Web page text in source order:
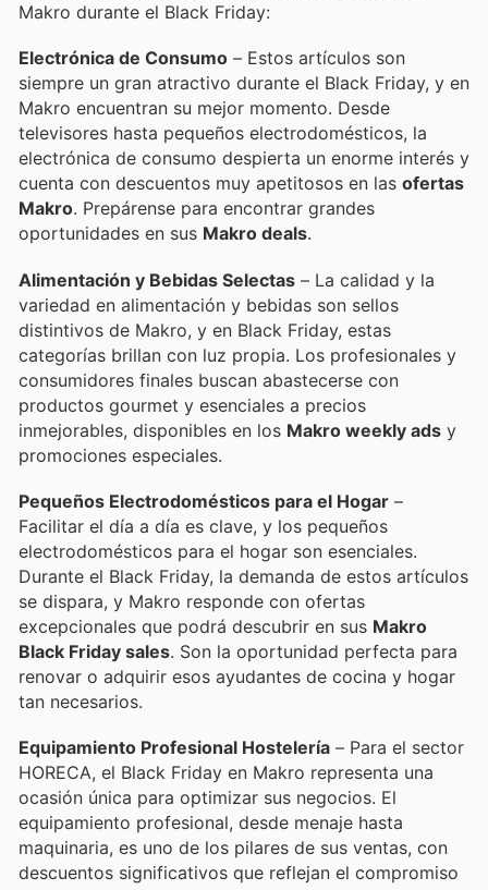
Makro durante el Black Friday:
Electrónica de Consumo – Estos artículos son
siempre un gran atractivo durante el Black Friday, y en
Makro encuentran su mejor momento. Desde
televisores hasta pequeños electrodomésticos, la
electrónica de consumo despierta un enorme interés y
cuenta con descuentos muy apetitosos en las ofertas
Makro. Prepárense para encontrar grandes
oportunidades en sus Makro deals.
Alimentación y Bebidas Selectas – La calidad y la
variedad en alimentación y bebidas son sellos
distintivos de Makro, y en Black Friday, estas
categorías brillan con luz propia. Los profesionales y
consumidores finales buscan abastecerse con
productos gourmet y esenciales a precios
inmejorables, disponibles en los Makro weekly ads y
promociones especiales.
Pequeños Electrodomésticos para el Hogar –
Facilitar el día a día es clave, y los pequeños
electrodomésticos para el hogar son esenciales.
Durante el Black Friday, la demanda de estos artículos
se dispara, y Makro responde con ofertas
excepcionales que podrá descubrir en sus Makro
Black Friday sales. Son la oportunidad perfecta para
renovar o adquirir esos ayudantes de cocina y hogar
tan necesarios.
Equipamiento Profesional Hostelería – Para el sector
HORECA, el Black Friday en Makro representa una
ocasión única para optimizar sus negocios. El
equipamiento profesional, desde menaje hasta
maquinaria, es uno de los pilares de sus ventas, con
descuentos significativos que reflejan el compromiso